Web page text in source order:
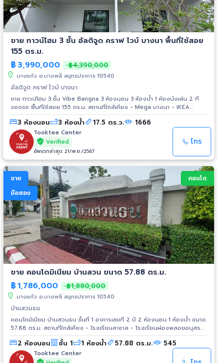
ขาย ทาวน์โฮม 3 ชั้น อัลติจูด คราฟ ไวบ์ บางนา พื้นที่ใช้สอย
155 ตร.ม.
฿3,990,000 ฿4,390,000
บางแก้ว อ.บางพลี สมุทรปราการ 10540
อัลติจูด คราฟ ไวบ์ บางนา
ขาย ทาวน์โฮม 3 ชั้น Vibe Bangna 3 ห้องนอน 3 ห้องน้ำ 1 ห้องนั่งเล่น 2 ที่
จอดรถ พื้นที่ใช้สอย 155 ตร.ม. สถานที่ใกล้เคียง - Mega บางนา - IKEA
บางนา - Makro - Big C - รร.สารสาสน์วิเทศสุวรรณภูมิ - Concordian
International School - รพ.สินแพทย์ เทพารักษ์ - รพ.พริ้นซ์ สุวรรณภูมิ
3 ห้องนอน 3 ห้องน้ำ 17.5 ตร.ว. 1666
Tooktee Center
Verified
อัพเดทล่าสุด 21/พ.ย./2567
โทร
ขาย
มือสอง
คอนโด
ขาย คอนโดมิเนียม บ้านสวน ขนาด 57.88 ตร.ม.
฿1,786,000 ฿1,880,000
บางแก้ว อ.บางพลี สมุทรปราการ 10540
บ้านสวนธน
คอนโดมิเนียม บ้านสวนธน ชั้นที่ 1 อาคารเลขที่ 2 บี 2 ห้องนอน 1 ห้องน้ำ ขนาด
57.88 ตร.ม. สถานที่ใกล้เคียง - โรงเรียนลาซาล - โรงเรียนผ่องพลอยอนุสรณ์
- ห้างสรรพสินค้าเซ็นทรัลพลาซา (บางนา)
2 ห้องนอน ชั้น 1 1 ห้องน้ำ 57.88 ตร.ม. 545
Tooktee Center